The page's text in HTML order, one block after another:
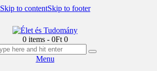
Skip to contentSkip to footer
0 items - 0Ft 0
Menu